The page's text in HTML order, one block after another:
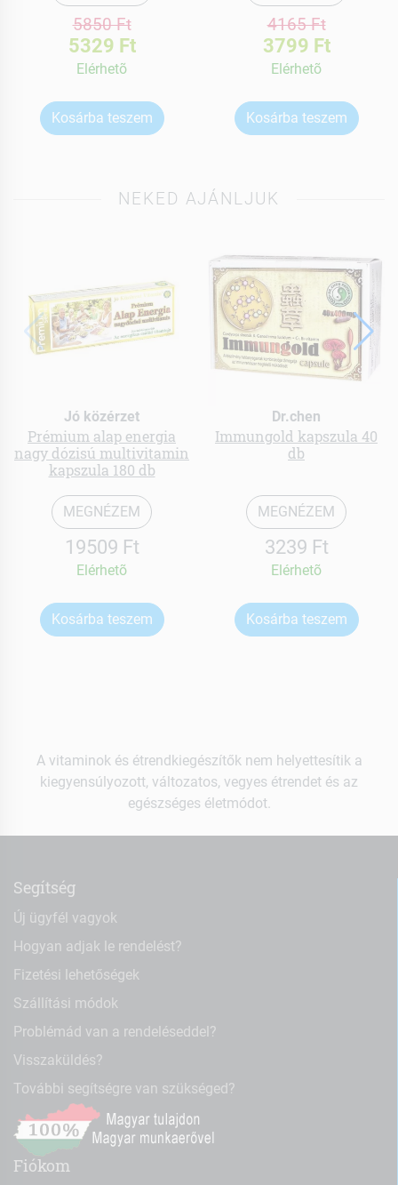
5850 Ft
5329 Ft
Elérhetõ
Kosárba teszem
4165 Ft
3799 Ft
Elérhetõ
Kosárba teszem
NEKED AJÁNLJUK
Jó közérzet
Prémium alap energia
nagy dózisú multivitamin
kapszula 180 db
MEGNÉZEM
19509 Ft
Elérhetõ
Kosárba teszem
Dr.chen
Immungold kapszula 40
db
MEGNÉZEM
3239 Ft
Elérhetõ
Kosárba teszem
A vitaminok és étrendkiegészítők nem helyettesítik a
kiegyensúlyozott, változatos, vegyes étrendet és az
egészséges életmódot.
Segítség
Új ügyfél vagyok
Hogyan adjak le rendelést?
Fizetési lehetőségek
Szállítási módok
Problémád van a rendeléseddel?
Visszaküldés?
További segítségre van szükséged?
Fiókom